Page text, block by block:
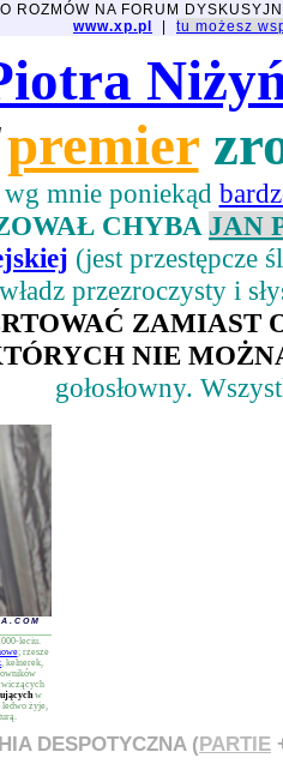
ROZMÓW NA FORUM
www.xp.pl
tu możesz
premier
wg mnie poniekąd
CHYBA JAN
(jest przestępcze
przezroczysty i
NIE
gołosłowny.
leciu.
; rzesze
, kelnerek,
w
ledwo żyje,
DESPOTYCZNA (PARTIE